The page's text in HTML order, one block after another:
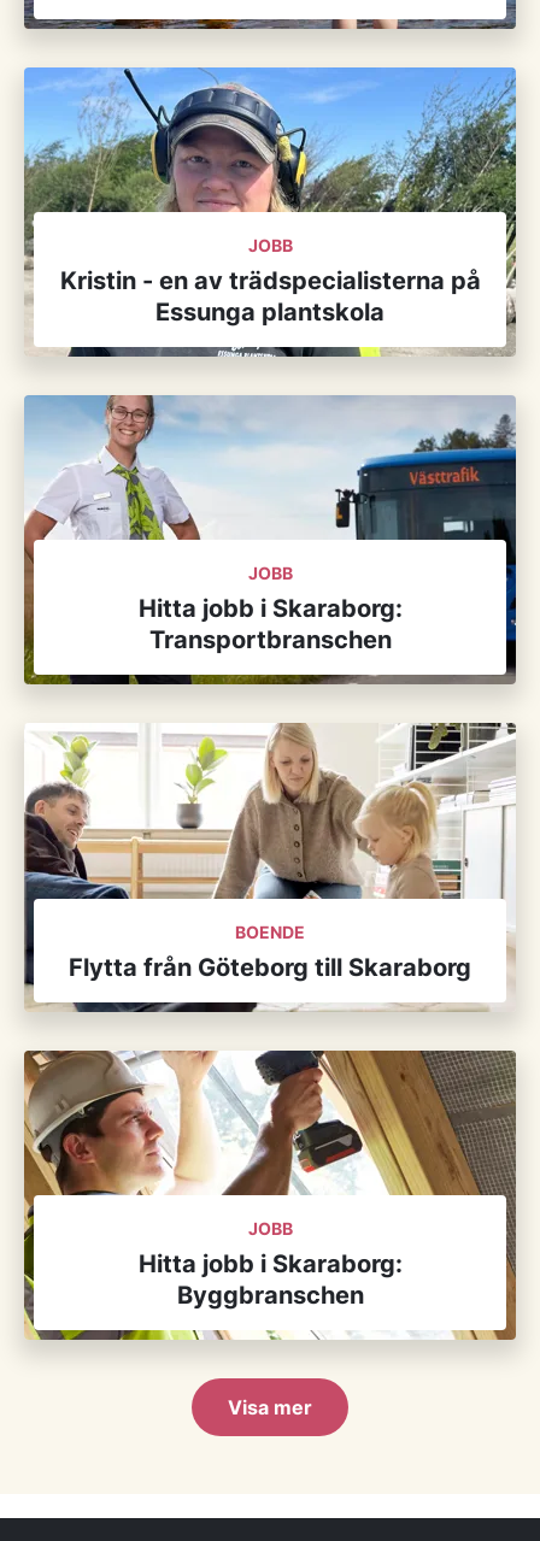
JOBB
Kristin - en av trädspecialisterna på
Essunga plantskola
JOBB
Hitta jobb i Skaraborg:
Transportbranschen
BOENDE
Flytta från Göteborg till Skaraborg
JOBB
Hitta jobb i Skaraborg:
Byggbranschen
Visa mer